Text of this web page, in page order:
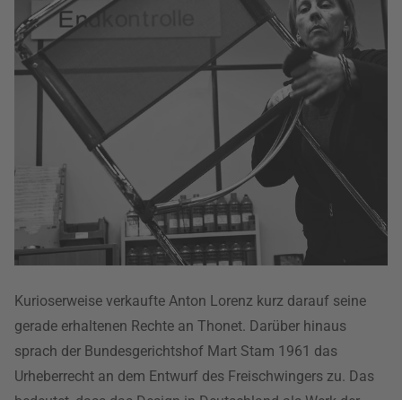
Kurioserweise verkaufte Anton Lorenz kurz darauf seine
gerade erhaltenen Rechte an Thonet. Darüber hinaus
sprach der Bundesgerichtshof Mart Stam 1961 das
Urheberrecht an dem Entwurf des Freischwingers zu. Das